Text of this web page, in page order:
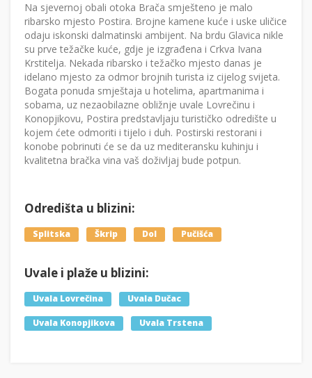
Na sjevernoj obali otoka Brača smješteno je malo
ribarsko mjesto Postira. Brojne kamene kuće i uske uličice
odaju iskonski dalmatinski ambijent. Na brdu Glavica nikle
su prve težačke kuće, gdje je izgrađena i Crkva Ivana
Krstitelja. Nekada ribarsko i težačko mjesto danas je
idelano mjesto za odmor brojnih turista iz cijelog svijeta.
Bogata ponuda smještaja u hotelima, apartmanima i
sobama, uz nezaobilazne obližnje uvale Lovrečinu i
Konopjikovu, Postira predstavljaju turističko odredište u
kojem ćete odmoriti i tijelo i duh. Postirski restorani i
konobe pobrinuti će se da uz mediteransku kuhinju i
kvalitetna bračka vina vaš doživljaj bude potpun.
Odredišta u blizini:
Splitska Škrip Dol Pučišća
Uvale i plaže u blizini:
Uvala Lovrečina Uvala Dučac
Uvala Konopjikova Uvala Trstena